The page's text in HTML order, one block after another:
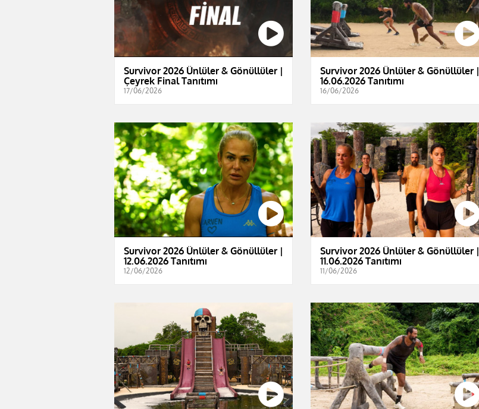
Survivor 2026 Ünlüler & Gönüllüler |
Çeyrek Final Tanıtımı
17/06/2026
Survivor 2026 Ünlüler & Gönüllüler |
16.06.2026 Tanıtımı
16/06/2026
Survivor 2026 Ünlüler & Gönüllüler |
12.06.2026 Tanıtımı
12/06/2026
Survivor 2026 Ünlüler & Gönüllüler |
11.06.2026 Tanıtımı
11/06/2026